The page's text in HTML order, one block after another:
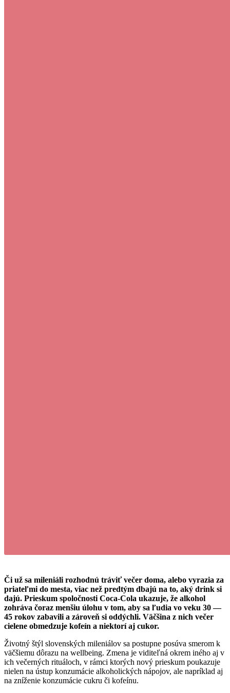
Či už sa mileniáli rozhodnú tráviť večer doma, alebo vyrazia za
priateľmi do mesta, viac než predtým dbajú na to, aký drink si
dajú. Prieskum spoločnosti Coca-Cola ukazuje, že alkohol
zohráva čoraz menšiu úlohu v tom, aby sa ľudia vo veku 30 —
45 rokov zabavili a zároveň si oddýchli. Väčšina z nich večer
cielene obmedzuje kofeín a niektorí aj cukor.
Životný štýl slovenských mileniálov sa postupne posúva smerom k
väčšiemu dôrazu na wellbeing. Zmena je viditeľná okrem iného aj v
ich večerných rituáloch, v rámci ktorých nový prieskum poukazuje
nielen na ústup konzumácie alkoholických nápojov, ale napríklad aj
na zníženie konzumácie cukru či kofeínu.